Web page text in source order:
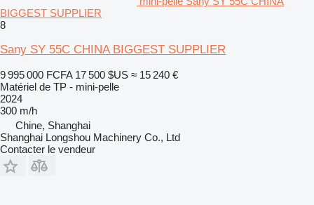
BIGGEST SUPPLIER
8
Sany SY 55C CHINA BIGGEST SUPPLIER
9 995 000 FCFA 17 500 $US ≈ 15 240 €
Matériel de TP - mini-pelle
2024
300 m/h
Chine, Shanghai
Shanghai Longshou Machinery Co., Ltd
Contacter le vendeur